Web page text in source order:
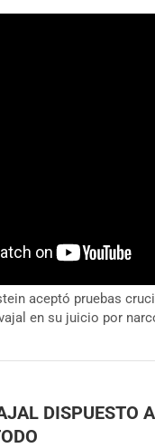
aceptó pruebas
en su juicio por
DISPUESTO A